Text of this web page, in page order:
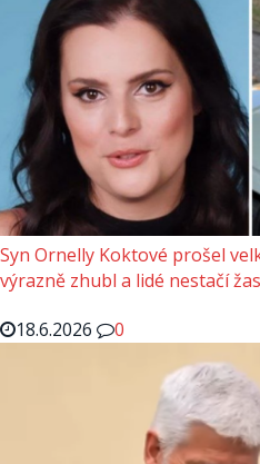
Syn Ornelly Koktové prošel
výrazně zhubl a lidé nestačí
18.6.2026
0